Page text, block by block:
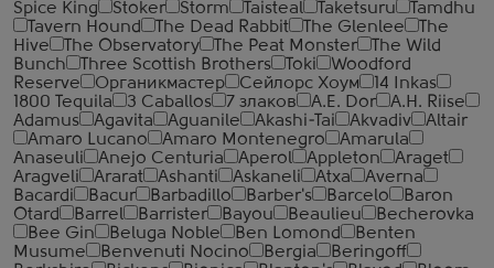
Spice King
Stoker Storm Taisteal Taketsuru
Tamdhu
Tavern Hound
The Dead Rabbit The Glenlee
The
Hive
The Observatory The Peat Monster
The Wild
Bunch
Three Scottish Brothers Toki
Woodford
Reserve
Органикмастер Сейлорс Хоум
14 Inkas
1800 Tequila
3 Caballos 7 злаков A.E. Dor
A.H. Riise
Adamus
Agavita Aguanile Akashi-Tai Akvadiv
Altair
Amaro Lucano
Amaro Montenegro
Amarula
Anaseuli
Anejo Centuria Aperol Appleton
Araget
Aragveli
Ararat Ashanti Askaneli Atxa
Averna
Bacardi
Bacur Barbadillo Barber's Barcelo
Baron
Otard
Barrel Barrister Bayou Beaulieu
Becherovka
Bee Gin
Beluga Noble Ben Lomond
Benten
Musume
Benvenuti Nocino Bergia
Beringoff